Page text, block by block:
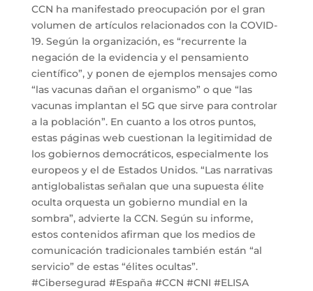
CCN ha manifestado preocupación por el gran
volumen de artículos relacionados con la COVID-
19. Según la organización, es “recurrente la
negación de la evidencia y el pensamiento
científico”, y ponen de ejemplos mensajes como
“las vacunas dañan el organismo” o que “las
vacunas implantan el 5G que sirve para controlar
a la población”. En cuanto a los otros puntos,
estas páginas web cuestionan la legitimidad de
los gobiernos democráticos, especialmente los
europeos y el de Estados Unidos. “Las narrativas
antiglobalistas señalan que una supuesta élite
oculta orquesta un gobierno mundial en la
sombra”, advierte la CCN. Según su informe,
estos contenidos afirman que los medios de
comunicación tradicionales también están “al
servicio” de estas “élites ocultas”.
#Cibersegurad #España #CCN #CNI #ELISA